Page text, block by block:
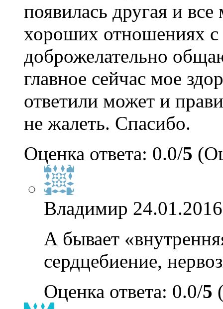
появилась другая и
хороших отношениях
доброжелательно
главное сейчас мое
ответили может и
не жалеть. Спасибо.
Оценка ответа: 0.0/5
Владимир
А бывает
сердцебиение,
Оценка ответа: 0.0/5